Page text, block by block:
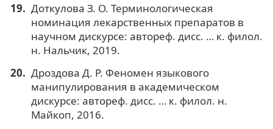
Доткулова З. О. Терминологическая
номинация лекарственных препаратов в
научном дискурсе: автореф. дисс. … к. филол.
н. Нальчик, 2019.
Дроздова Д. Р. Феномен языкового
манипулирования в академическом
дискурсе: автореф. дисс. … к. филол. н.
Майкоп, 2016.